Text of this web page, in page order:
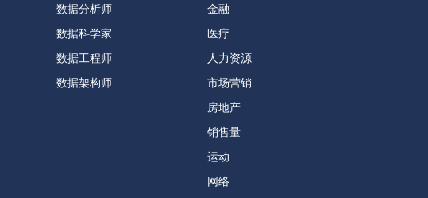
数据分析师
数据科学家
数据工程师
数据架构师
金融
医疗
人力资源
市场营销
房地产
销售量
运动
网络